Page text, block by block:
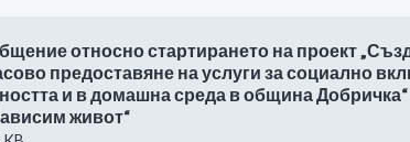
относно стартирането на проект
предоставяне на услуги за социално
и в домашна среда в община
живот“